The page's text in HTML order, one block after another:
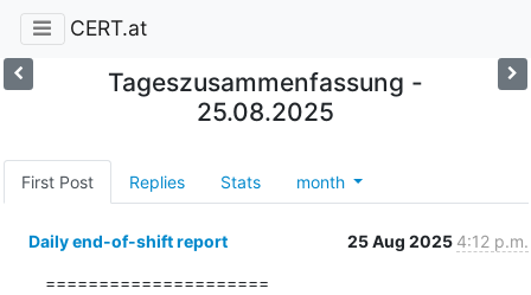
CERT.at
Tageszusammenfassung -
25.08.2025
First Post Replies Stats month
Daily end-of-shift report 25 Aug 2025 4:12 p.m.
=====================